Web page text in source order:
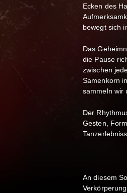
Ecken des
bewegt sich
Das
die Pause
zwischen
Samenkorn
sammeln wir
Der
Gesten,
An diesem